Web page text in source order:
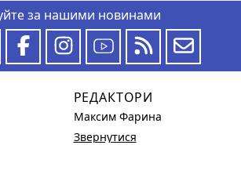
за нашими новинами
РЕДАКТОРИ
Максим Фарина
Звернутися